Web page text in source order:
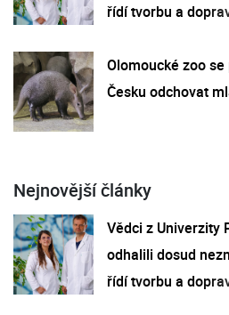
řídí tvorbu a
Olomoucké zoo
Česku odchovat
Nejnovější články
Vědci z Univerzity
odhalili dosud
řídí tvorbu a